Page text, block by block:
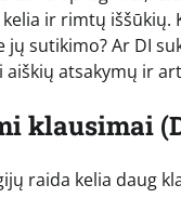
ir rimtų
sutikimo? Ar DI
atsakymų ir
klausimai
raida kelia daug